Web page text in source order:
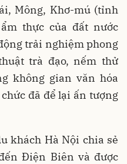
Mông, Khơ-mú (tỉnh
thực của đất nước
trải nghiệm phong
trà đạo, nếm thử
không gian văn hóa
đã để lại ấn tượng
khách Hà Nội chia sẻ
Điện Biên và được